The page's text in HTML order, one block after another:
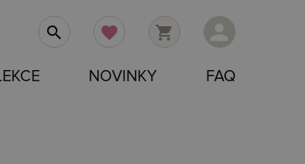
person
shopping_cart
favorite
search
NOVINKY FAQ